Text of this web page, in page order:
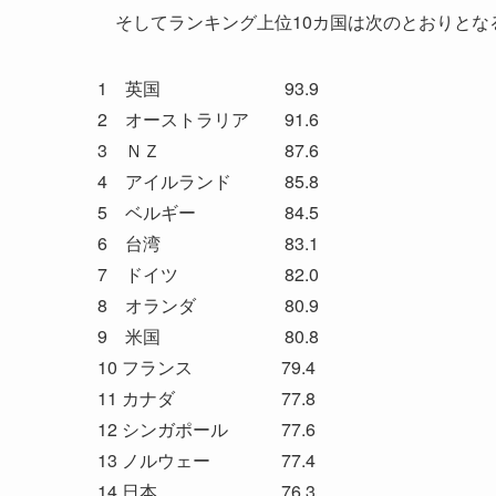
そしてランキング上位10カ国は次のとおりとな
1 英国 93.9
2 オーストラリア 91.6
3 ＮＺ 87.6
4 アイルランド 85.8
5 ベルギー 84.5
6 台湾 83.1
7 ドイツ 82.0
8 オランダ 80.9
9 米国 80.8
10 フランス 79.4
11 カナダ 77.8
12 シンガポール 77.6
13 ノルウェー 77.4